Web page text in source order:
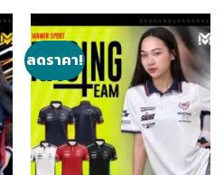
ลดราคา!